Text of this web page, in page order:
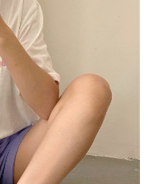
目的，商店将以您的个人资
进项收集、处理及利用，由
、核对及更正。
oppay.tw/userRule
間較長者)。因此無論收到
成繳費。
查結果，核予每個人不同
份有限公司(下稱 AFTEE )
服務所須提供之個人資料(包
話、收件地址)，將交付予